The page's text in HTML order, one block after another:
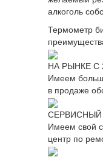
алкоголь
Термометр
НА РЫНКЕ С
Имеем
в продаже
СЕРВИСНЫЙ
Имеем свой
центр по